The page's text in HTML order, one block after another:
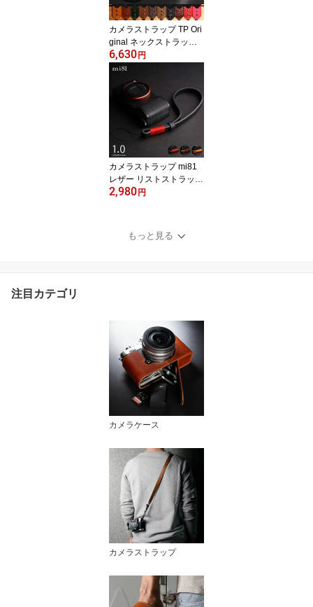
シンプル ストラップ カ
メラ女子
カメラストラップ TP Ori
ginal ネックストラップ T
S21 11colors おしゃれ
高級ナイロン 牛革 本革
レザー ストラップ かわ
いい かっこいい デジタ
ルカメラ ミラーレスカメ
ラ 一眼レフ クラシック
カメラ カメラ女子 Came
ra Neck Strap
6,630円
カメラストラップ mi81
レザー リストストラップ
1.0 MH202 3colors ヒモ
い かわいい 牛革 本革 ハ
ンドストラップ ミラーレ
2,980円
もっと見る
注目カテゴリ
カメラケース
カメラストラップ